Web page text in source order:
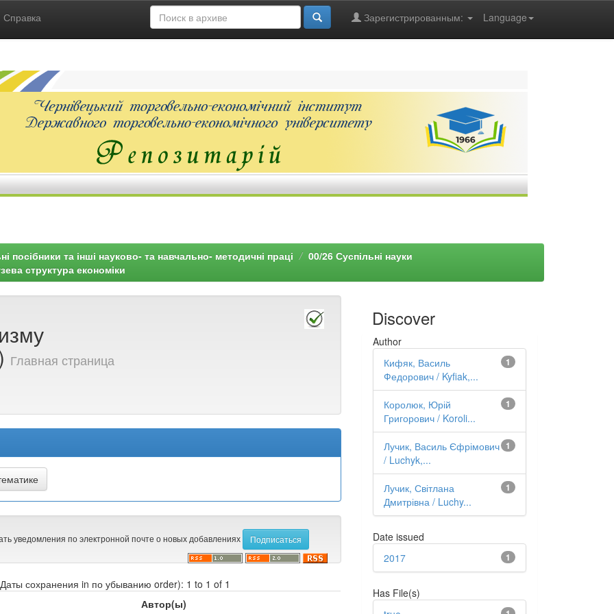
Справка Language
Зарегистрированным:
посібники та інші науково- та навчально- методичні праці
00/26 Суспільні науки
структура економіки
Главная страница
уведомления по электронной почте о новых добавлениях
сохранения in по убыванию order): 1 to 1 of 1
Автор(ы)
Discover
Author
1
Кифяк, Василь
Федорович / Kyfiak,...
1
Королюк, Юрій
Григорович / Koroli...
1
Лучик, Василь Єфрімович
/ Luchyk,...
1
Лучик, Світлана
Дмитрівна / Luchy...
Date issued
1
2017
Has File(s)